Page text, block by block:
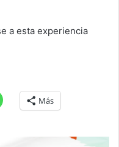
a esta experiencia
Más